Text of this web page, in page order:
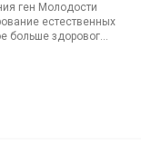
ген Молодости
естественных
больше здоровог...